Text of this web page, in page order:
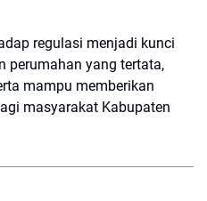
regulasi menjadi kunci
perumahan yang tertata,
mampu memberikan
masyarakat Kabupaten